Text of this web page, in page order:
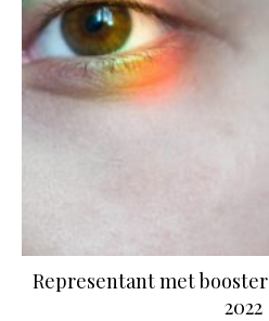
Representant met
2022